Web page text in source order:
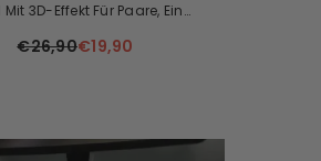
3D-Effekt Für Paare, Ein
€26,90€19,90